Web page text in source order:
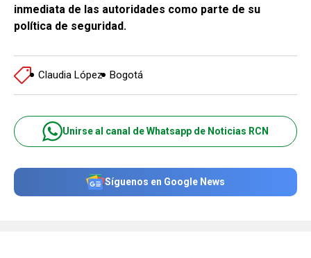
inmediata de las autoridades como parte de su
política de seguridad.
Claudia López Bogotá
Unirse al canal de Whatsapp de Noticias RCN
Síguenos en Google News